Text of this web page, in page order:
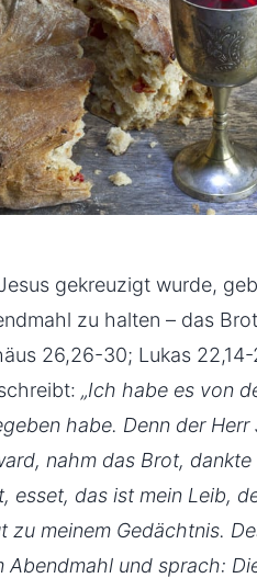
gekreuzigt wurde,
zu halten – das
26,26-30; Lukas
„Ich habe es von
habe. Denn der Herr
nahm das Brot, dankte
esset, das ist mein Leib,
zu meinem Gedächtnis.
Abendmahl und sprach: